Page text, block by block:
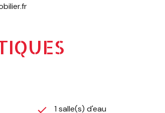
1 salle(s) d'eau